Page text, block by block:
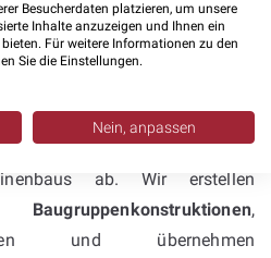
umfassende
decken das gesamte
ab. Wir erstellen
Baugruppenkonstruktionen,
und übernehmen
Besucherdaten platzieren, um unsere
Inhalte anzuzeigen und Ihnen ein
Für weitere Informationen zu den
Sie die Einstellungen.
Nein, anpassen